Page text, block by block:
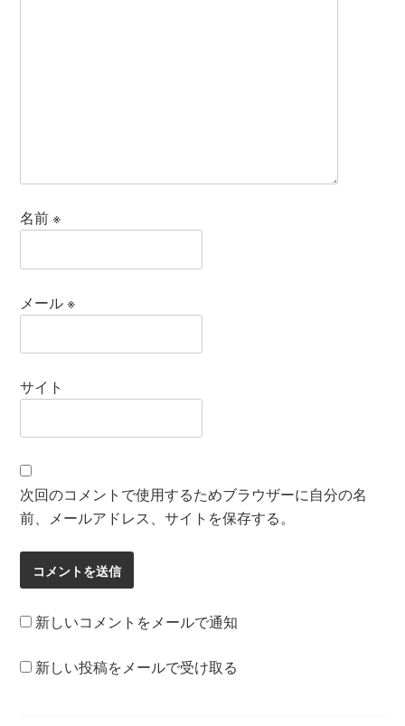
名前※
メール※
サイト
次回のコメントで使用するためブラウザーに自分の名
前、メールアドレス、サイトを保存する。
新しいコメントをメールで通知
新しい投稿をメールで受け取る